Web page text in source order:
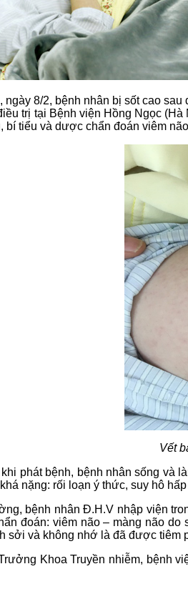
8/2, bệnh nhân bị sốt cao
trị tại Bệnh viện Hồng Ngọc
tiểu và dược chẩn đoán viêm
Vết
phát bệnh, bệnh nhân sống và
nặng: rối loạn ý thức, suy hô
bệnh nhân Đ.H.V nhập viện
đoán: viêm não – màng não
sởi và không nhớ là đã được tiêm
Khoa Truyền nhiễm, bệnh